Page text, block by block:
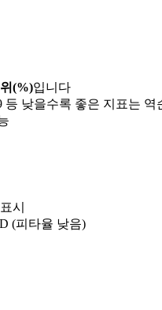
(%)입니다
등 낮을수록 좋은 지표는 역
시
(피타율 낮음)